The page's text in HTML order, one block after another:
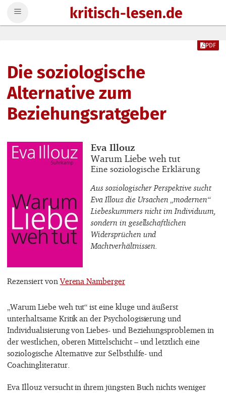
kritisch-lesen.de
Die soziologische
Alternative zum
Beziehungsratgeber
PDF
Buchautor_innen
Eva Illouz
Buchtitel
Warum Liebe weh tut
Buchuntertitel
Eine soziologische Erklärung
Aus soziologischer Perspektive sucht
Eva Illouz die Ursachen „modernen“
Liebeskummers nicht im Individuum,
sondern in gesellschaftlichen
Widersprüchen und
Machtverhältnissen.
Rezensiert vonVerena Namberger
„Warum Liebe weh tut“ ist eine kluge und äußerst
unterhaltsame Kritik an der Psychologisierung und
Individualisierung von Liebes- und Beziehungsproblemen in
der westlichen, oberen Mittelschicht – und letztlich eine
soziologische Alternative zur Selbsthilfe- und
Coachingliteratur.
Eva Illouz versucht in ihrem jüngsten Buch nichts weniger